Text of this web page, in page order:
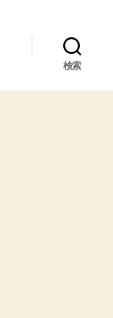
検索